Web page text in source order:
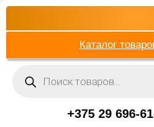
Каталог
товаров
+375 29 696-